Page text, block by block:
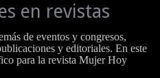
en revistas
de eventos y congresos,
y editoriales. En este
para la revista Mujer Hoy